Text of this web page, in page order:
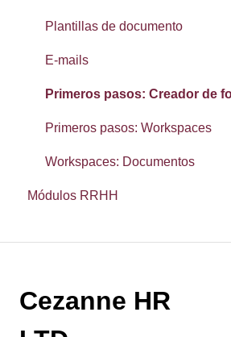
Widgets: panel de inicio
Primeros Pasos: Configuración
Primeros Pasos: Organización
Plantillas de documento
E-mails
Primeros pasos: Creador de
Primeros pasos: Workspaces
Workspaces: Documentos
Módulos RRHH
Onboarding
Tiempo
Cezanne HR